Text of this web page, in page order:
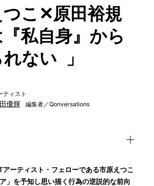
こ✕原田裕規
『私自身』から
ない 」
ティスト
優輝 編集者／Qonversations
ーティスト・フェローである市原えつこ
」を予知し思い描く行為の逆説的な前向